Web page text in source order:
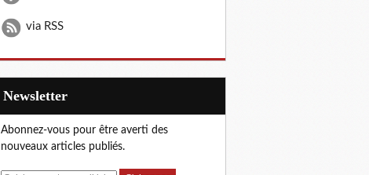
via RSS
Newsletter
Abonnez-vous pour être averti des
nouveaux articles publiés.